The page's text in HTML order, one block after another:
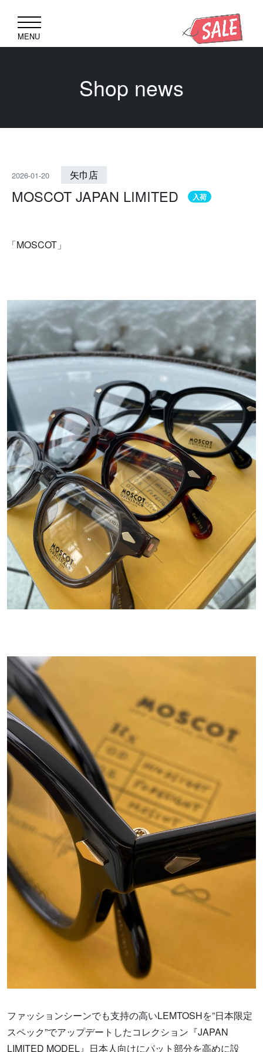
MENU
Shop news
2026-01-20 矢巾店
MOSCOT JAPAN LIMITED 入荷
「MOSCOT」
ファッションシーンでも支持の高いLEMTOSHを”日本限定
スペック”でアップデートしたコレクション『JAPAN
LIMITED MODEL』日本人向けにパット部分を高めに設